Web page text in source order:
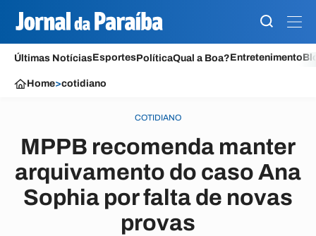
Últimas NotíciasEsportesPolíticaQual a Boa?Entretenimento
Home>cotidiano
COTIDIANO
MPPB recomenda manter
arquivamento do caso Ana
Sophia por falta de novas
provas